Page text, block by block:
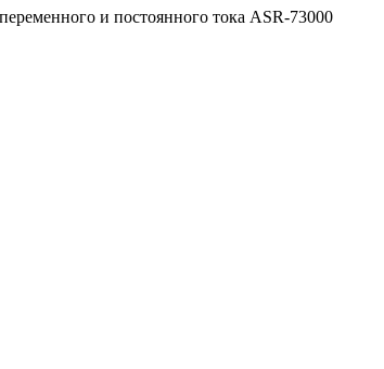
и постоянного тока ASR-73000